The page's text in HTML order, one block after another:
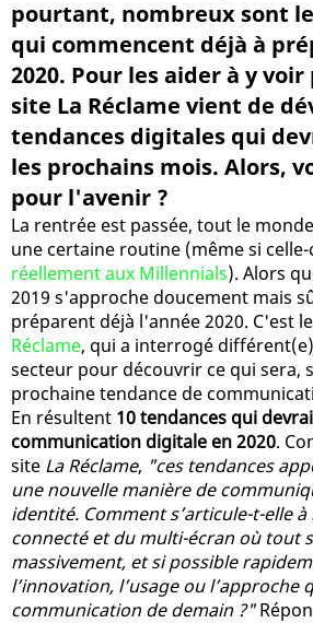
pourtant, nombreux sont
qui commencent déjà à
2020. Pour les aider à y
site La Réclame vient de
tendances digitales qui
les prochains mois. Alors,
pour l'avenir ?
La rentrée est passée, tout le
une certaine routine (même si celle-
réellement aux Millennials). Alors
2019 s'approche doucement mais
préparent déjà l'année 2020. C'est
Réclame, qui a interrogé
secteur pour découvrir ce qui sera,
prochaine tendance de
En résultent 10 tendances qui
communication digitale en 2020.
site La Réclame, "ces tendances
une nouvelle manière de
identité. Comment s’articule-t-elle
connecté et du multi-écran où tout
massivement, et si possible
l’innovation, l’usage ou l’approche
communication de demain ?"